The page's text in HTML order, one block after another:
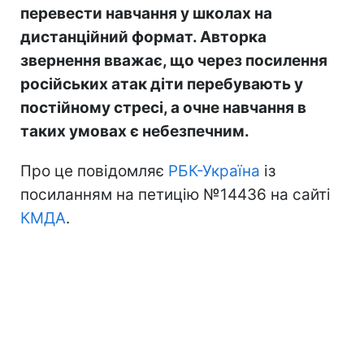
перевести навчання у школах на
дистанційний формат. Авторка
звернення вважає, що через посилення
російських атак діти перебувають у
постійному стресі, а очне навчання в
таких умовах є небезпечним.
Про це повідомляє РБК-Україна із
посиланням на петицію №14436 на сайті
КМДА.